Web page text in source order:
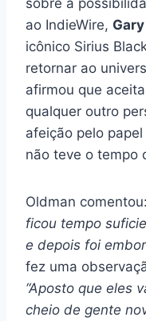
ao IndieWire,
icônico Sirius
retornar ao
afirmou que
qualquer outro
afeição pelo
não teve o tempo
Oldman comentou:
ficou tempo
e depois foi
fez uma
“Aposto que eles
cheio de gente